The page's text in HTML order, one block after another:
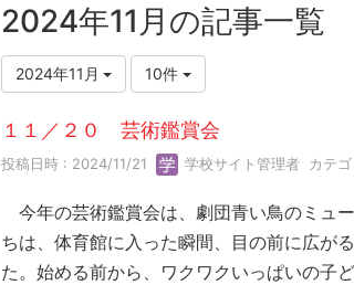
2024年11月の記事一覧
2024年11月 10件
１１／２０ 芸術鑑賞会
投稿日時 : 2024/11/21 学校サイト管理者 カテ
今年の芸術鑑賞会は、劇団青い鳥のミュ
ちは、体育館に入った瞬間、目の前に広が
た。始める前から、ワクワクいっぱいの子